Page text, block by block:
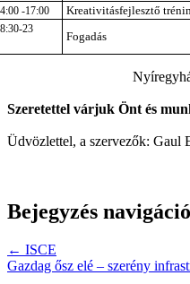
-17:00 Kreativitásfejlesztő
23
Fogadás
Szeretettel várjuk Önt és
Üdvözlettel, a szervezők: Gaul
Bejegyzés navigáció
← ISCE
Gazdag ősz elé – szerény